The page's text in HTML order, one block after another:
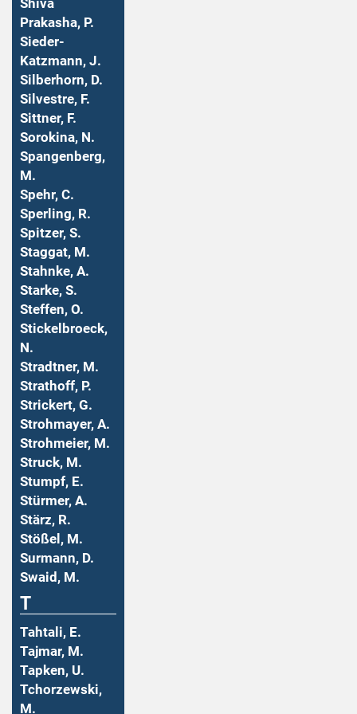
Shiva
Prakasha, P.
Sieder-
Katzmann, J.
Silberhorn, D.
Silvestre, F.
Sittner, F.
Sorokina, N.
Spangenberg,
M.
Spehr, C.
Sperling, R.
Spitzer, S.
Staggat, M.
Stahnke, A.
Starke, S.
Steffen, O.
Stickelbroeck,
N.
Stradtner, M.
Strathoff, P.
Strickert, G.
Strohmayer, A.
Strohmeier, M.
Struck, M.
Stumpf, E.
Stürmer, A.
Stärz, R.
Stößel, M.
Surmann, D.
Swaid, M.
T
Tahtali, E.
Tajmar, M.
Tapken, U.
Tchorzewski,
M.